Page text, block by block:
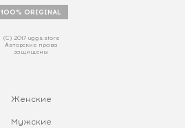
100% ORIGINAL
(С) 2017 uggs.store
Авторские права
защищены
Женские
Мужские